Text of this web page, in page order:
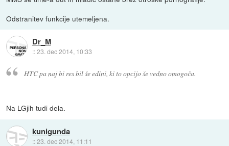
Odstranitev funkcije utemeljena.
Dr_M
::23. dec 2014, 10:33
HTC pa naj bi res bil še edini, ki to opcijo še vedno omogoča.
Na LGjih tudi dela.
kunigunda
::23. dec 2014, 11:11